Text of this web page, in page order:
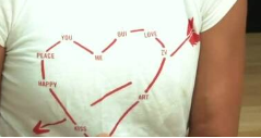
Pausa Smart
Yogobe för yogalärare
Hotell & Konferens